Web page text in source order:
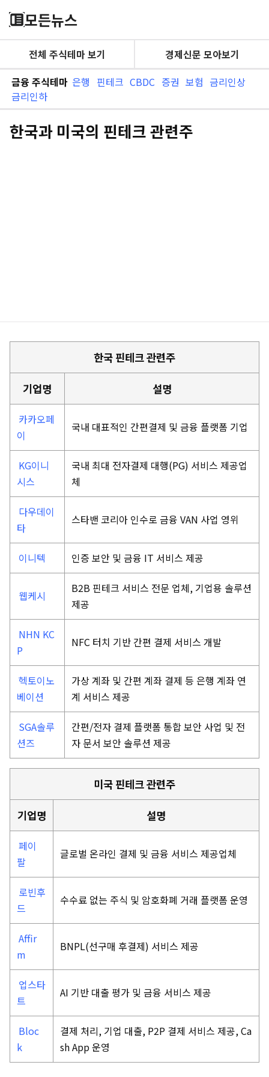
모든뉴스
전체 주식테마 보기
경제신문 모아보기
금융 주식테마 은행 핀테크 CBDC 증권 보험 금리인상
금리인하
한국과 미국의 핀테크 관련주
한국 핀테크 관련주
기업명 설명
카카오페
이
국내 대표적인 간편결제 및 금융 플랫폼 기업
KG이니
시스
국내 최대 전자결제 대행(PG) 서비스 제공업
체
다우데이
타
스타밴 코리아 인수로 금융 VAN 사업 영위
이니텍 인증 보안 및 금융 IT 서비스 제공
웹케시
B2B 핀테크 서비스 전문 업체, 기업용 솔루션
제공
NHN KC
P
NFC 터치 기반 간편 결제 서비스 개발
헥토이노
베이션
가상 계좌 및 간편 계좌 결제 등 은행 계좌 연
계 서비스 제공
SGA솔루
션즈
간편/전자 결제 플랫폼 통합 보안 사업 및 전
자 문서 보안 솔루션 제공
미국 핀테크 관련주
기업명 설명
페이
팔
글로벌 온라인 결제 및 금융 서비스 제공업체
로빈후
드
수수료 없는 주식 및 암호화폐 거래 플랫폼 운영
Affir
m
BNPL(선구매 후결제) 서비스 제공
업스타
트
AI 기반 대출 평가 및 금융 서비스 제공
Bloc
k
결제 처리, 기업 대출, P2P 결제 서비스 제공, Ca
sh App 운영